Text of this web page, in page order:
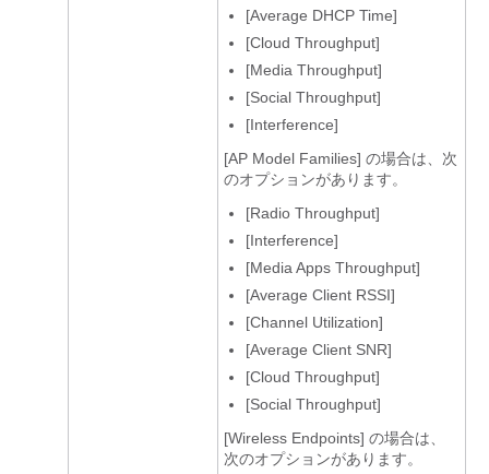
[Average DHCP Time]
[Cloud Throughput]
[Media Throughput]
[Social Throughput]
[Interference]
[AP Model Families] の場合は、次
のオプションがあります。
[Radio Throughput]
[Interference]
[Media Apps Throughput]
[Average Client RSSI]
[Channel Utilization]
[Average Client SNR]
[Cloud Throughput]
[Social Throughput]
[Wireless Endpoints] の場合は、
次のオプションがあります。